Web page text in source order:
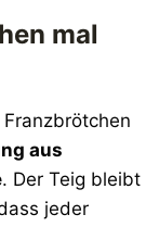
mal
aus
. Der Teig bleibt
jeder